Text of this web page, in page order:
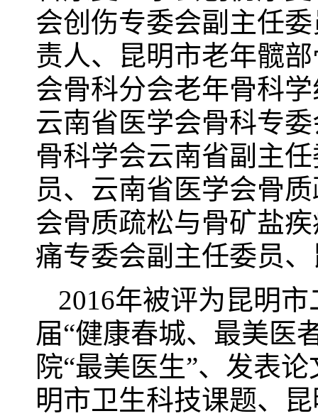
会创伤专委会副主任
责人、昆明市老年髋
会骨科分会老年骨科
云南省医学会骨科专
骨科学会云南省副主
员、云南省医学会骨
会骨质疏松与骨矿盐
痛专委会副主任委员
2016年被评为昆明
届“健康春城、最美医
院“最美医生”、发表
明市卫生科技课题、